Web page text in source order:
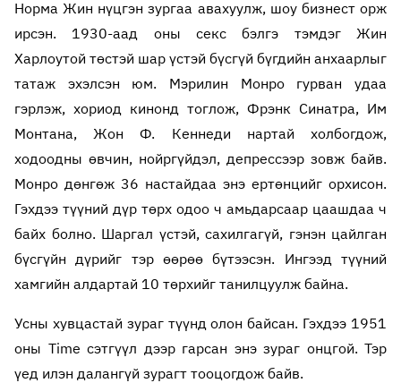
Норма Жин нүцгэн зургаа авахуулж, шоу бизнест орж
ирсэн. 1930-аад оны секс бэлгэ тэмдэг Жин
Харлоутой төстэй шар үстэй бүсгүй бүгдийн анхаарлыг
татаж эхэлсэн юм. Мэрилин Монро гурван удаа
гэрлэж, хориод кинонд тоглож, Фрэнк Синатра, Им
Монтана, Жон Ф. Кеннеди нартай холбогдож,
ходоодны өвчин, нойргүйдэл, депрессээр зовж байв.
Монро дөнгөж 36 настайдаа энэ ертөнцийг орхисон.
Гэхдээ түүний дүр төрх одоо ч амьдарсаар цаашдаа ч
байх болно. Шаргал үстэй, сахилгагүй, гэнэн цайлган
бүсгүйн дүрийг тэр өөрөө бүтээсэн. Ингээд түүний
хамгийн алдартай 10 төрхийг танилцуулж байна.
Усны хувцастай зураг түүнд олон байсан. Гэхдээ 1951
оны Time сэтгүүл дээр гарсан энэ зураг онцгой. Тэр
үед илэн далангүй зурагт тооцогдож байв.